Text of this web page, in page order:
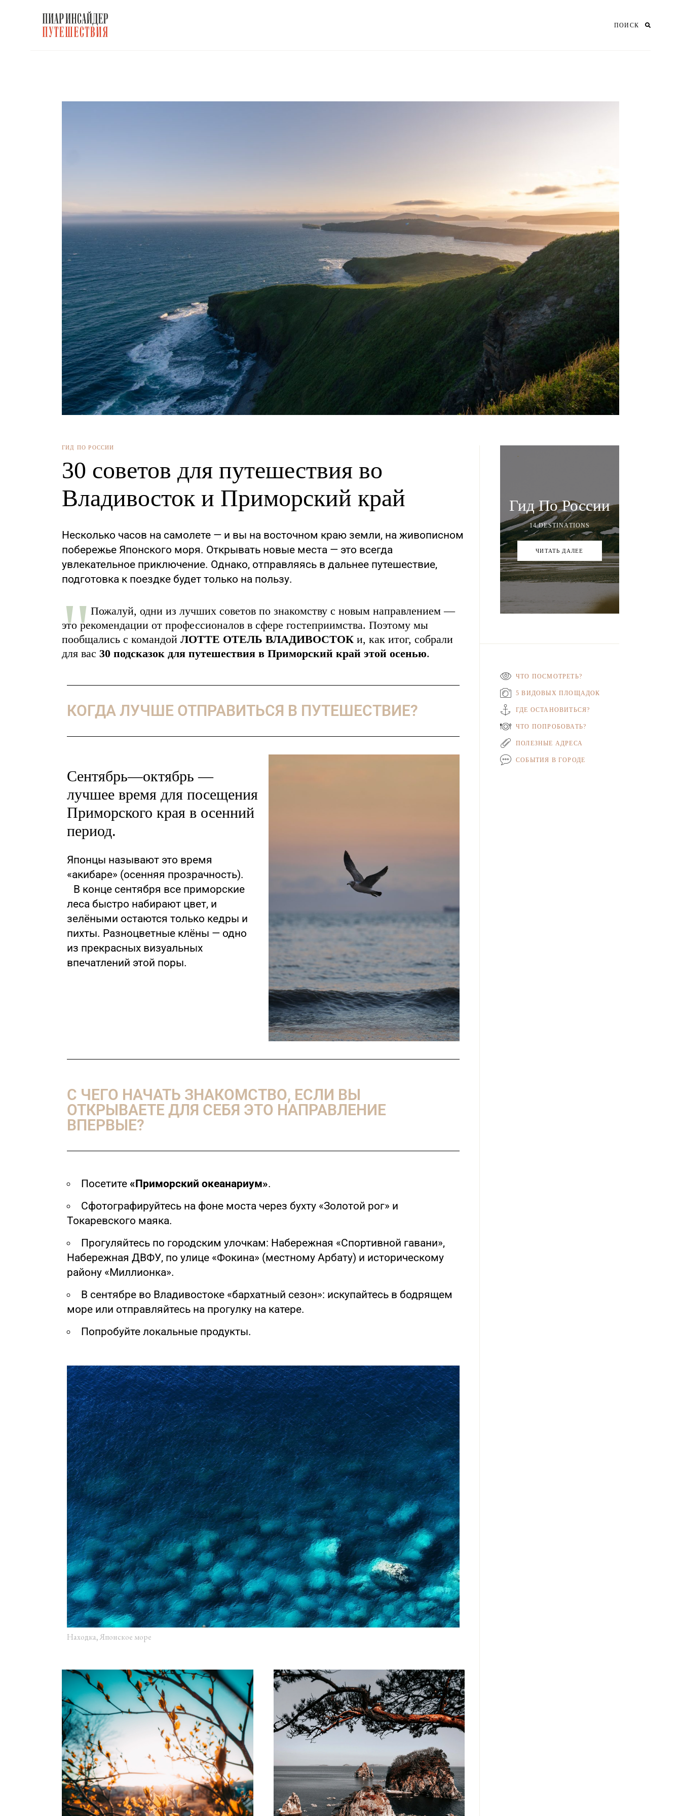
ПОИСК
ГИД ПО РОССИИ
30 советов для путешествия во
Владивосток и Приморский край
Несколько часов на самолете — и вы на восточном краю земли, на живописном
побережье Японского моря. Открывать новые места — это всегда
увлекательное приключение. Однако, отправляясь в дальнее путешествие,
подготовка к поездке будет только на пользу.
Пожалуй, одни из лучших советов по знакомству с новым направлением —
это рекомендации от профессионалов в сфере гостеприимства. Поэтому мы
пообщались с командой ЛОТТЕ ОТЕЛЬ ВЛАДИВОСТОК и, как итог, собрали
для вас 30 подсказок для путешествия в Приморский край этой осенью.
КОГДА ЛУЧШЕ ОТПРАВИТЬСЯ В ПУТЕШЕСТВИЕ?
Сентябрь—октябрь —
лучшее время для посещения
Приморского края в осенний
период.
Японцы называют это время
«акибаре» (осенняя прозрачность).
В конце сентября все приморские
леса быстро набирают цвет, и
зелёными остаются только кедры и
пихты. Разноцветные клёны — одно
из прекрасных визуальных
впечатлений этой поры.
С ЧЕГО НАЧАТЬ ЗНАКОМСТВО, ЕСЛИ ВЫ
ОТКРЫВАЕТЕ ДЛЯ СЕБЯ ЭТО НАПРАВЛЕНИЕ
ВПЕРВЫЕ?
Посетите «Приморский океанариум».
Сфотографируйтесь на фоне моста через бухту «Золотой рог» и
Токаревского маяка.
Прогуляйтесь по городским улочкам: Набережная «Спортивной гавани»,
Набережная ДВФУ, по улице «Фокина» (местному Арбату) и историческому
району «Миллионка».
В сентябре во Владивостоке «бархатный сезон»: искупайтесь в бодрящем
море или отправляйтесь на прогулку на катере.
Попробуйте локальные продукты.
Находка, Японское море
Гид По России
14 DESTINATIONS
ЧИТАТЬ ДАЛЕЕ
ЧТО ПОСМОТРЕТЬ?
5 ВИДОВЫХ ПЛОЩАДОК
ГДЕ ОСТАНОВИТЬСЯ?
ЧТО ПОПРОБОВАТЬ?
ПОЛЕЗНЫЕ АДРЕСА
СОБЫТИЯ В ГОРОДЕ